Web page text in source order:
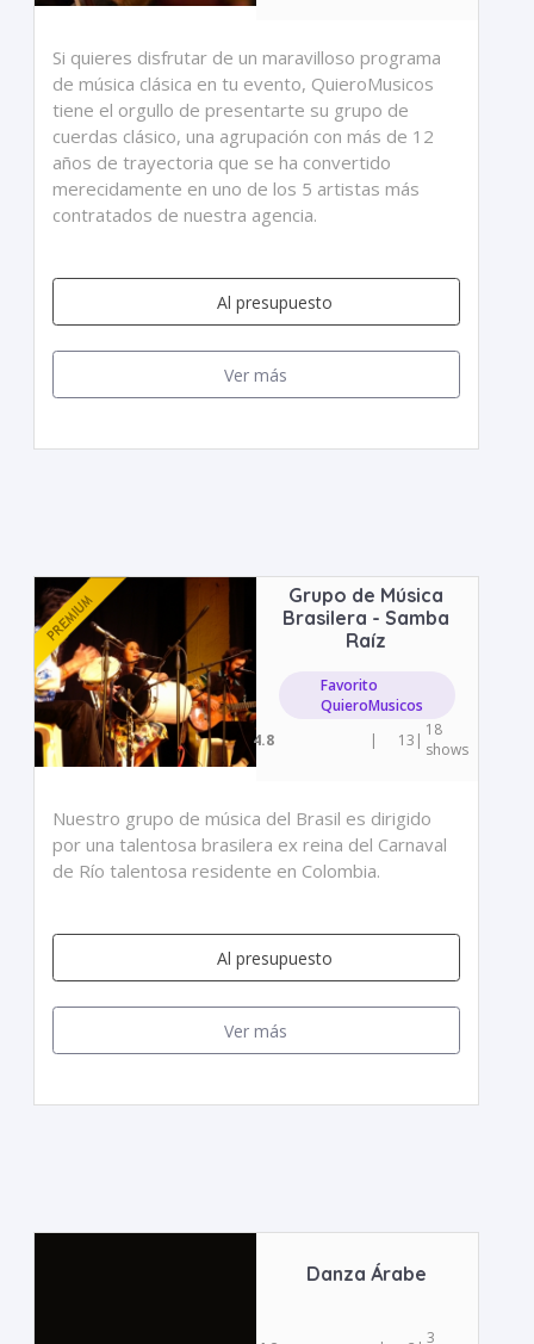
Si quieres disfrutar de un maravilloso programa
de música clásica en tu evento, QuieroMusicos
tiene el orgullo de presentarte su grupo de
cuerdas clásico, una agrupación con más de 12
años de trayectoria que se ha convertido
merecidamente en uno de los 5 artistas más
contratados de nuestra agencia.
Al presupuesto
Ver más
Grupo de Música
Brasilera - Samba
Raíz
Favorito
QuieroMusicos
4.8
| 13 | 18
shows
Nuestro grupo de música del Brasil es dirigido
por una talentosa brasilera ex reina del Carnaval
de Río talentosa residente en Colombia.
Al presupuesto
Ver más
Danza Árabe
3